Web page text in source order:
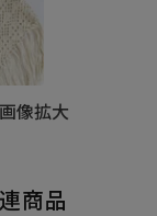
画像拡大
商品